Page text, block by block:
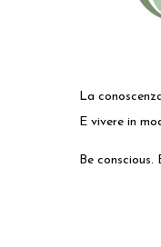
La
E vivere in
Be conscious.